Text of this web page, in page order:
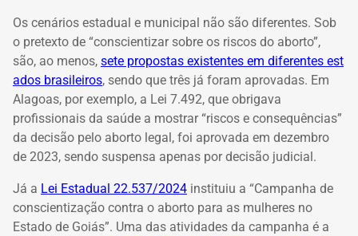
Os cenários estadual e municipal não são diferentes. Sob
o pretexto de “conscientizar sobre os riscos do aborto”,
são, ao menos, sete propostas existentes em diferentes est
ados brasileiros, sendo que três já foram aprovadas. Em
Alagoas, por exemplo, a Lei 7.492, que obrigava
profissionais da saúde a mostrar “riscos e consequências”
da decisão pelo aborto legal, foi aprovada em dezembro
de 2023, sendo suspensa apenas por decisão judicial.
Já a Lei Estadual 22.537/2024 instituiu a “Campanha de
conscientização contra o aborto para as mulheres no
Estado de Goiás”. Uma das atividades da campanha é a